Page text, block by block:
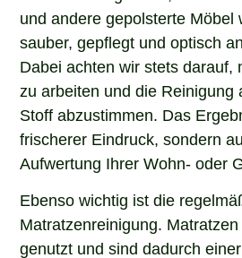
und andere gepolsterte Möbel
sauber, gepflegt und optisch
Dabei achten wir stets darauf,
zu arbeiten und die Reinigung
Stoff abzustimmen. Das
frischerer Eindruck, sondern
Aufwertung Ihrer Wohn- oder
Ebenso wichtig ist die
Matratzenreinigung.
genutzt und sind dadurch